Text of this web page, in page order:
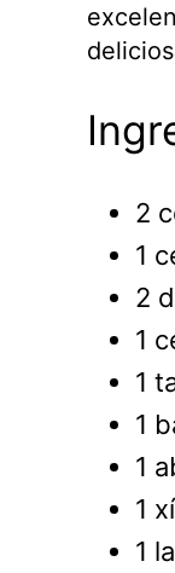
2
1
2
1
1
1
1
1
1